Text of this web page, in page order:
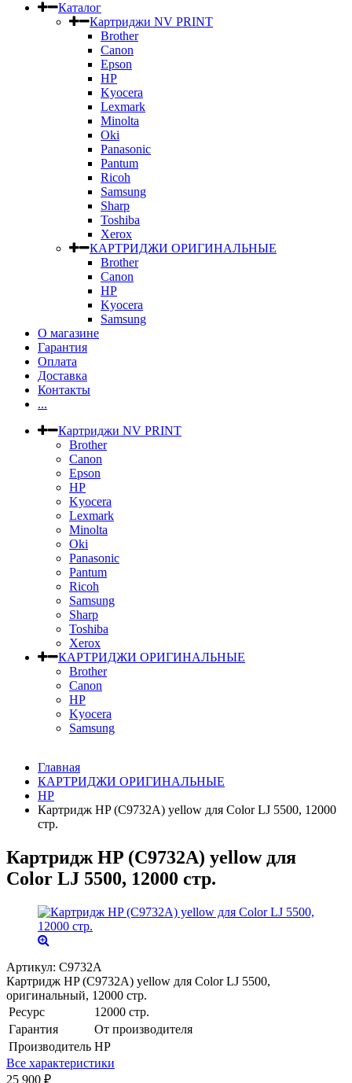
Каталог
Картриджи NV PRINT
Brother
Canon
Epson
HP
Kyocera
Lexmark
Minolta
Oki
Panasonic
Pantum
Ricoh
Samsung
Sharp
Toshiba
Xerox
КАРТРИДЖИ ОРИГИНАЛЬНЫЕ
Brother
Canon
HP
Kyocera
Samsung
О магазине
Гарантия
Оплата
Доставка
Контакты
...
Картриджи NV PRINT
Brother
Canon
Epson
HP
Kyocera
Lexmark
Minolta
Oki
Panasonic
Pantum
Ricoh
Samsung
Sharp
Toshiba
Xerox
КАРТРИДЖИ ОРИГИНАЛЬНЫЕ
Brother
Canon
HP
Kyocera
Samsung
Главная
КАРТРИДЖИ ОРИГИНАЛЬНЫЕ
HP
Картридж HP (C9732A) yellow для Color LJ 5500, 12000
стр.
Картридж HP (C9732A) yellow для
Color LJ 5500, 12000 стр.
Артикул: C9732A
Картридж HP (C9732A) yellow для Color LJ 5500,
оригинальный, 12000 стр.
Ресурс
12000 стр.
Гарантия
От производителя
Производитель HP
Все характеристики
25 900 ₽